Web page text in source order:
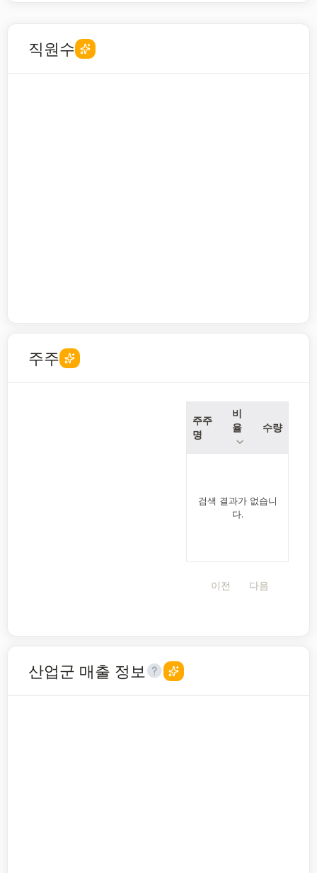
직원수
주주
주주
명
비
율
수량
검색 결과가 없습니
다.
이전 다음
산업군 매출 정보